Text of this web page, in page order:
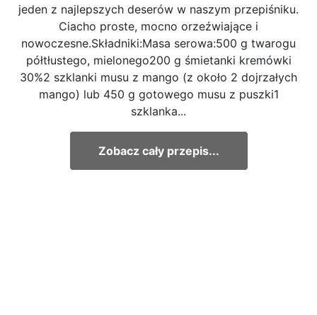
jeden z najlepszych deserów w naszym przepiśniku.
Ciacho proste, mocno orzeźwiające i
nowoczesne.Składniki:Masa serowa:500 g twarogu
półtłustego, mielonego200 g śmietanki kremówki
30%2 szklanki musu z mango (z około 2 dojrzałych
mango) lub 450 g gotowego musu z puszki1
szklanka...
Zobacz cały przepis...